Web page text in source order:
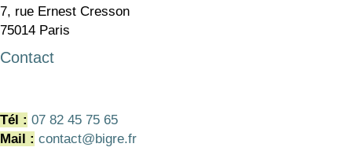
7, rue Ernest Cresson
75014 Paris
Contact
Tél : 07 82 45 75 65
Mail : contact@bigre.fr